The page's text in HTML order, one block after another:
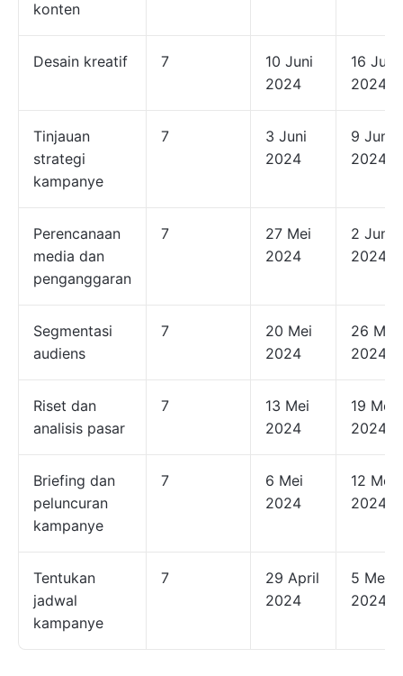
konten
Desain kreatif 7
10 Juni
2024
16 Juni
2024
Tinjauan
strategi
kampanye
7
3 Juni
2024
9 Juni
2024
Perencanaan
media dan
penganggaran
7
27 Mei
2024
2 Juni
2024
Segmentasi
audiens
7
20 Mei
2024
26 Mei
2024
Riset dan
analisis pasar
7
13 Mei
2024
19 Mei
2024
Briefing dan
peluncuran
kampanye
7
6 Mei
2024
12 Mei
2024
Tentukan
jadwal
kampanye
7
29 April
2024
5 Mei
2024